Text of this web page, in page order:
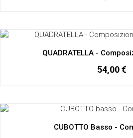
QUADRATELLA -
54,00 €
CUBOTTO Basso -